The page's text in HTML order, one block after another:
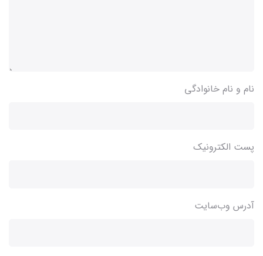
نام و نام خانوادگی
پست الکترونیک
آدرس وب‌سایت